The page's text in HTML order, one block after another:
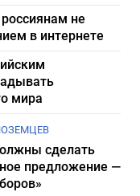
не
в интернете
мира
сделать
предложение —